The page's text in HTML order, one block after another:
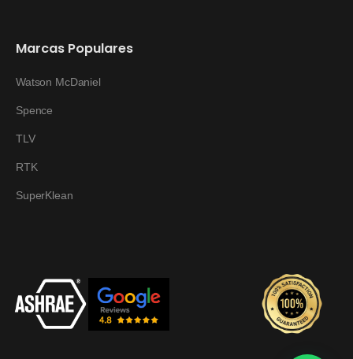
Marcas Populares
Watson McDaniel
Spence
TLV
RTK
SuperKlean